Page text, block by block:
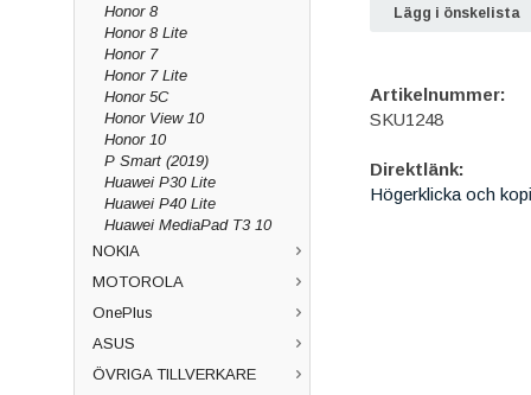
Honor 8
Honor 8 Lite
Honor 7
Honor 7 Lite
Honor 5C
Honor View 10
Honor 10
P Smart (2019)
Huawei P30 Lite
Huawei P40 Lite
Huawei MediaPad T3 10
NOKIA
MOTOROLA
OnePlus
ASUS
ÖVRIGA TILLVERKARE
Lägg i önskelista
Artikelnummer:
SKU1248
Direktlänk:
Högerklicka och